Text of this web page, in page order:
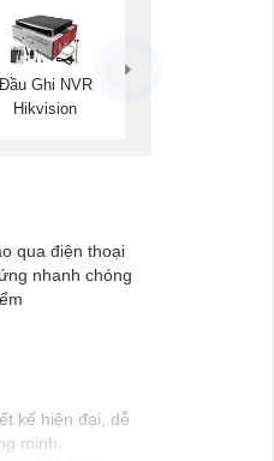
Đầu Ghi NVR
Hikvision
qua điện thoại
nhanh chóng
kế hiện đại, dễ
minh.